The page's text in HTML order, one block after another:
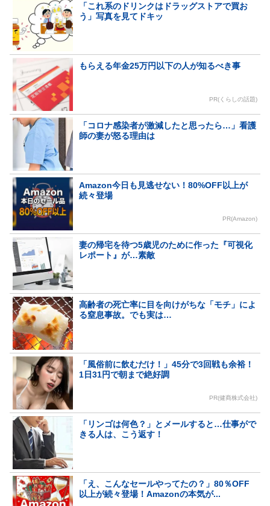
「これ系のドリンクはドラッグストアで買お
う」写真を見てドキッ
もらえる年金25万円以下の人が知るべき事
PR(くらしの話題)
「コロナ感染者が激減したと思ったら…」看護
師の妻が怒る理由は
Amazon今日も見逃せない！80%OFF以上が
続々登場
PR(Amazon)
妻の帰宅を待つ5歳児のために作った『可視化
レポート』が…素敵
高齢者の死亡率に目を向けがちな「モチ」によ
る窒息事故。でも実は…
「風俗前に飲むだけ！」45分で3回戦も余裕！
1日31円で朝まで絶好調
PR(健商株式会社)
「リンゴは何色？」とメールすると…仕事がで
きる人は、こう返す！
「え、こんなセールやってたの？」80％OFF
以上が続々登場！Amazonの本気が...